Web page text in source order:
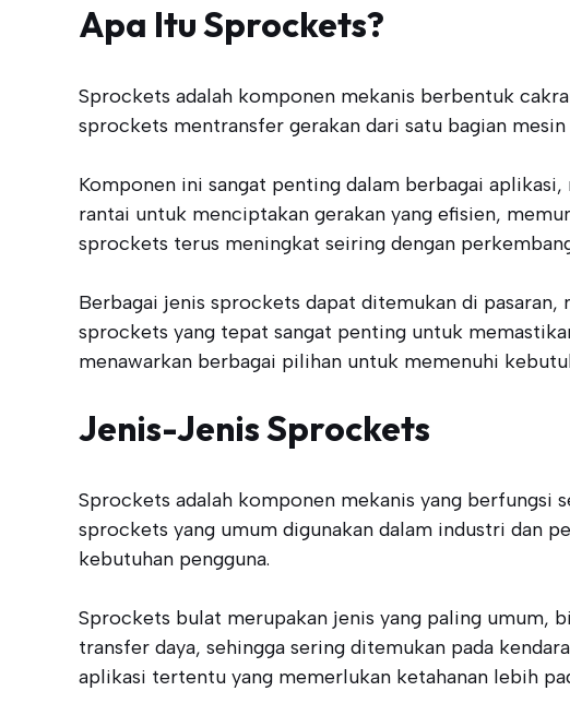
Apa Itu Sprockets?
Sprockets adalah komponen mekanis berbentuk
sprockets mentransfer gerakan dari satu bagian
Komponen ini sangat penting dalam berbagai
rantai untuk menciptakan gerakan yang efisien,
sprockets terus meningkat seiring dengan
Berbagai jenis sprockets dapat ditemukan di
sprockets yang tepat sangat penting untuk
menawarkan berbagai pilihan untuk memenuhi
Jenis-Jenis Sprockets
Sprockets adalah komponen mekanis yang berfungsi
sprockets yang umum digunakan dalam industri dan
kebutuhan pengguna.
Sprockets bulat merupakan jenis yang paling umum,
transfer daya, sehingga sering ditemukan pada
aplikasi tertentu yang memerlukan ketahanan lebih